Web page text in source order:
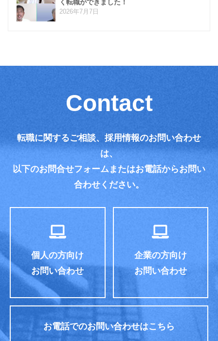
く転職ができました！
2026年7月7日
Contact
転職に関するご相談、採用情報のお問い合わせ
は、
以下のお問合せフォームまたはお電話からお問い
合わせください。
個人の方向け
お問い合わせ
企業の方向け
お問い合わせ
お電話でのお問い合わせはこちら